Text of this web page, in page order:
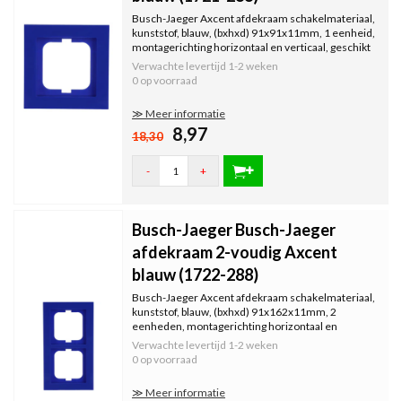
Busch-Jaeger Axcent afdekraam schakelmateriaal,
kunststof, blauw, (bxhxd) 91x91x11mm, 1 eenheid,
montagerichting horizontaal en verticaal, geschikt
voor...
Verwachte levertijd 1-2 weken
0 op voorraad
≫ Meer informatie
18,30 8,97
- +
Busch-Jaeger Busch-Jaeger
afdekraam 2-voudig Axcent
blauw (1722-288)
Busch-Jaeger Axcent afdekraam schakelmateriaal,
kunststof, blauw, (bxhxd) 91x162x11mm, 2
eenheden, montagerichting horizontaal en
verticaal, geschikt voor...
Verwachte levertijd 1-2 weken
0 op voorraad
≫ Meer informatie